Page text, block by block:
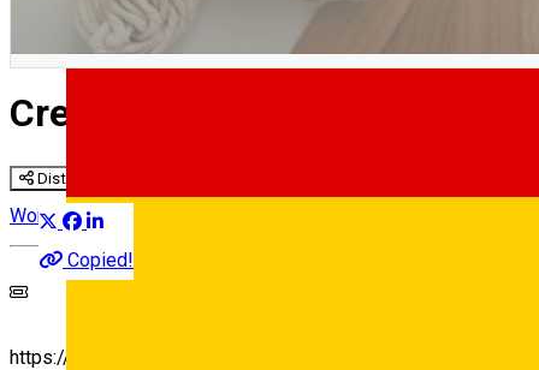
Creează lumânări care arată
Distribuie
Copied!
Workshop
https://forms.gle/K6RNMEwDn3fKH5jd8